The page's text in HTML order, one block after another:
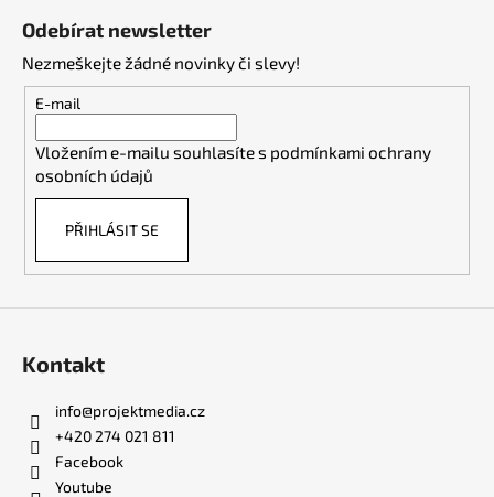
Odebírat newsletter
Nezmeškejte žádné novinky či slevy!
E-mail
Vložením e-mailu souhlasíte s podmínkami ochrany
osobních údajů
PŘIHLÁSIT SE
Kontakt
info@projektmedia.cz
+420 274 021 811
Facebook
Youtube